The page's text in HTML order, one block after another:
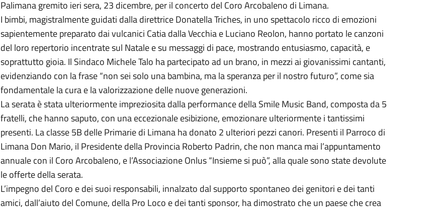
Palimana gremito ieri sera, 23 dicembre, per il concerto del Coro Arcobaleno di Limana.
I bimbi, magistralmente guidati dalla direttrice Donatella Triches, in uno spettacolo ricco di emozioni
sapientemente preparato dai vulcanici Catia dalla Vecchia e Luciano Reolon, hanno portato le canzoni
del loro repertorio incentrate sul Natale e su messaggi di pace, mostrando entusiasmo, capacità, e
soprattutto gioia. Il Sindaco Michele Talo ha partecipato ad un brano, in mezzi ai giovanissimi cantanti,
evidenziando con la frase “non sei solo una bambina, ma la speranza per il nostro futuro”, come sia
fondamentale la cura e la valorizzazione delle nuove generazioni.
La serata è stata ulteriormente impreziosita dalla performance della Smile Music Band, composta da 5
fratelli, che hanno saputo, con una eccezionale esibizione, emozionare ulteriormente i tantissimi
presenti. La classe 5B delle Primarie di Limana ha donato 2 ulteriori pezzi canori. Presenti il Parroco di
Limana Don Mario, il Presidente della Provincia Roberto Padrin, che non manca mai l’appuntamento
annuale con il Coro Arcobaleno, e l’Associazione Onlus “Insieme si può”, alla quale sono state devolute
le offerte della serata.
L’impegno del Coro e dei suoi responsabili, innalzato dal supporto spontaneo dei genitori e dei tanti
amici, dall’aiuto del Comune, della Pro Loco e dei tanti sponsor, ha dimostrato che un paese che crea